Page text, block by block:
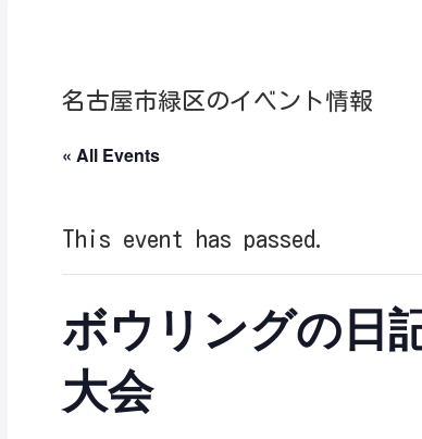
名古屋市緑区のイベント情報
« All Events
This event has passed.
ボウリングの日
大会